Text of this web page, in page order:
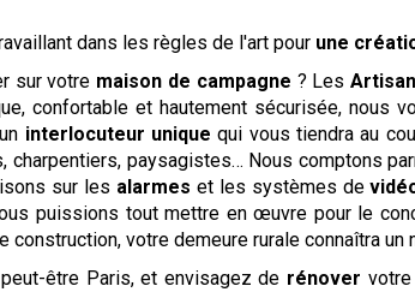
dans les règles de l'art pour une
sur votre maison de campagne ? Les
confortable et hautement sécurisée, nous
interlocuteur unique qui vous tiendra au
paysagistes… Nous comptons
sur les alarmes et les systèmes de
puissions tout mettre en œuvre pour le
votre demeure rurale connaîtra un
être Paris, et envisagez de rénover votre